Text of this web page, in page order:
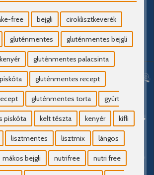
free bejgli ciroklisztkeverék
gluténmentes gluténmentes bejgli
gluténmentes palacsinta
gluténmentes recept
gluténmentes torta gyúrt
piskóta kelt tészta kenyér kifli
lisztmentes lisztmix lángos
mákos bejgli nutrifree nutri free